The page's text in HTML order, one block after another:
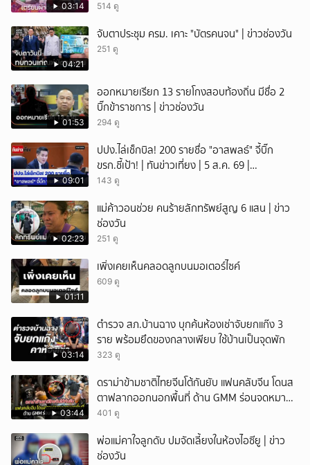
03:14 514 ดู
04:21
จับตาประชุม ครม. เคาะ "บัตรคนจน" | ข่าวช่องวัน
251 ดู
01:53
ออกหมายเรียก 13 รายโกงสอบท้องถิ่น มีชื่อ 2
บิ๊กข้าราชการ | ข่าวช่องวัน
294 ดู
09:01
ปปง.ไล่เช็กบิล! 200 รายชื่อ "อาสพลธ์" จี้บิ๊ก
ขรก.ชี้เป้า! | ทันข่าวเที่ยง | 5 ส.ค. 69 |
NationTV22
143 ดู
02:23
แม่ค้าวอนช่วย คนร้ายลักทรัพย์สูญ 6 แสน | ข่าว
ช่องวัน
251 ดู
01:11
เพิ่งเคยเห็นคลอดลูกบนมอเตอร์ไซค์
609 ดู
03:14
ตำรวจ สภ.บ้านฉาง บุกค้นห้องเช่าจับยกแก๊ง 3
ราย พร้อมยึดของกลางเพียบ ใช้บ้านเป็นจุดพัก
323 ดู
03:44
ดราม่าข้ามชาติไทยจีนโต้กันยับ แฟนคลับจีน โดนส
ตาฟลากออกนอกพื้นที่ ด้าน GMM ร่อนจดหมาย
แถลง
401 ดู
พ่อแม่คาใจลูกดับ ปมจัดเลี้ยงในห้องไอซียู | ข่าว
ช่องวัน